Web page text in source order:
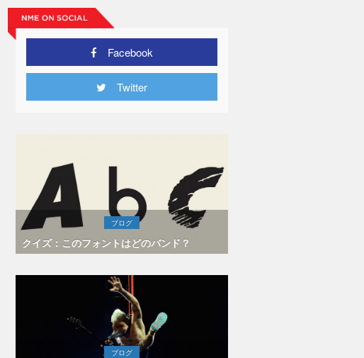
Facebook
Twitter
ブログ
クイズ：このフォントはどのバンド？
ブログ